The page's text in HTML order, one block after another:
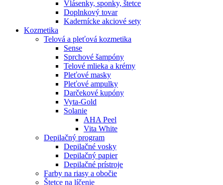
Vlásenky, sponky, štetce
Doplnkový tovar
Kadernícke akciové sety
Kozmetika
Telová a pleťová kozmetika
Sense
Sprchové šampóny
Telové mlieka a krémy
Pleťové masky
Pleťové ampulky
Darčekové kupóny
Vyta-Gold
Solanie
AHA Peel
Vita White
Depilačný program
Depilačné vosky
Depilačný papier
Depilačné prístroje
Farby na riasy a obočie
Štetce na líčenie